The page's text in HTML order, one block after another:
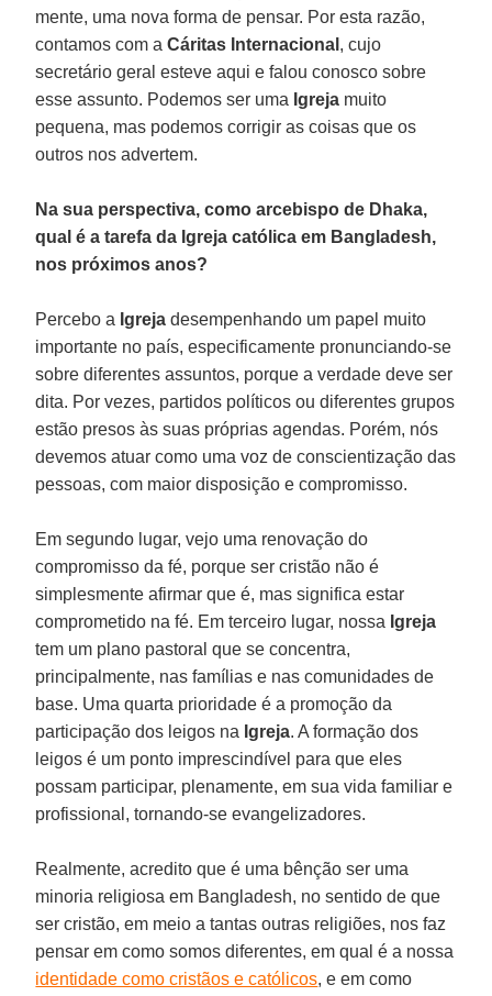
mente, uma nova forma de pensar. Por esta razão,
contamos com aCáritas Internacional , cujo
secretário geral esteve aqui e falou conosco sobre
esse assunto. Podemos ser uma Igreja muito
pequena, mas podemos corrigir as coisas que os
outros nos advertem.
Na sua perspectiva, como arcebispo de Dhaka,
qual é a tarefa da Igreja católica em Bangladesh,
nos próximos anos?
Percebo a Igrejadesempenhando um papel muito
importante no país, especificamente pronunciando-se
sobre diferentes assuntos, porque a verdade deve ser
dita. Por vezes, partidos políticos ou diferentes grupos
estão presos às suas próprias agendas. Porém, nós
devemos atuar como uma voz de conscientização das
pessoas, com maior disposição e compromisso.
Em segundo lugar, vejo uma renovação do
compromisso da fé, porque ser cristão não é
simplesmente afirmar que é, mas significa estar
comprometido na fé. Em terceiro lugar, nossa Igreja
tem um plano pastoral que se concentra,
principalmente, nas famílias e nas comunidades de
base. Uma quarta prioridade é a promoção da
participação dos leigos na Igreja. A formação dos
leigos é um ponto imprescindível para que eles
possam participar, plenamente, em sua vida familiar e
profissional, tornando-se evangelizadores.
Realmente, acredito que é uma bênção ser uma
minoria religiosa em Bangladesh, no sentido de que
ser cristão, em meio a tantas outras religiões, nos faz
pensar em como somos diferentes, em qual é a nossa
identidade como cristãos e católicos, e em como